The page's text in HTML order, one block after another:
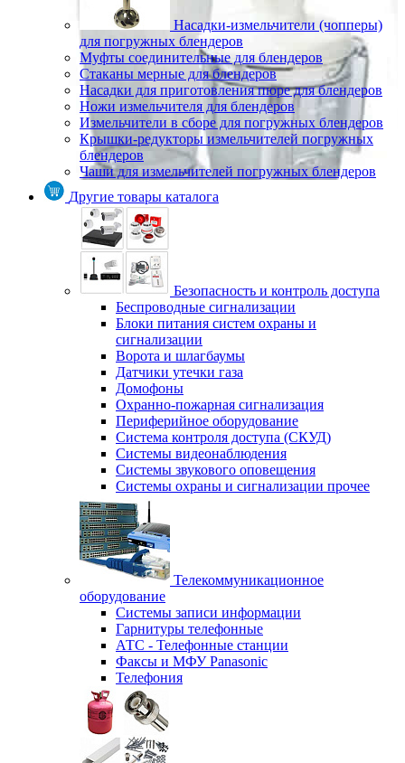
Насадки-измельчители (чопперы)
для погружных блендеров
Муфты соединительные для блендеров
Стаканы мерные для блендеров
Насадки для приготовления пюре для блендеров
Ножи измельчителя для блендеров
Измельчители в сборе для погружных блендеров
Крышки-редукторы измельчителей погружных
блендеров
Чаши для измельчителей погружных блендеров
Другие товары каталога
Безопасность и контроль доступа
Беспроводные сигнализации
Блоки питания систем охраны и
сигнализации
Ворота и шлагбаумы
Датчики утечки газа
Домофоны
Охранно-пожарная сигнализация
Периферийное оборудование
Система контроля доступа (СКУД)
Системы видеонаблюдения
Системы звукового оповещения
Системы охраны и сигнализации прочее
Телекоммуникационное
оборудование
Системы записи информации
Гарнитуры телефонные
АТС - Телефонные станции
Факсы и МФУ Panasonic
Телефония